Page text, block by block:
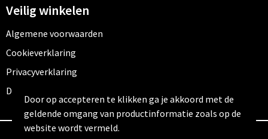
Veilig winkelen
Algemene voorwaarden
Cookieverklaring
Privacyverklaring
Disclaimer
Door op accepteren te klikken ga je akkoord met de
geldende omgang van productinformatie zoals op de
website wordt vermeld.